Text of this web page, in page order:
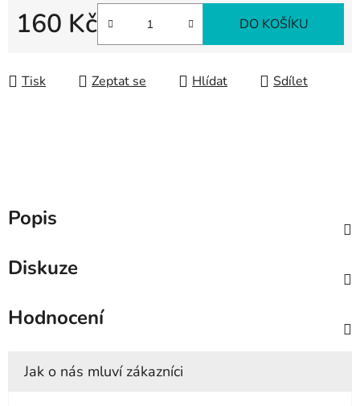
160 Kč DO KOŠÍKU
Tisk Zeptat se Hlídat Sdílet
Popis
Diskuze
Hodnocení